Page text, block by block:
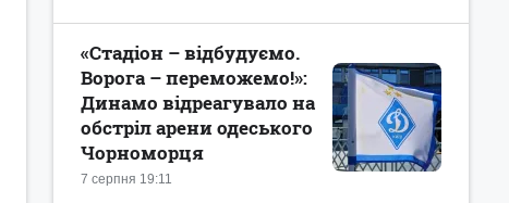
7 серпня 19:11
«Стадіон – відбудуємо.
Ворога – переможемо!»:
Динамо відреагувало на
обстріл арени одеського
Чорноморця